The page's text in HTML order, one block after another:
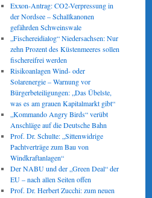
Exxon-Antrag: CO2-Verpressung in
der Nordsee – Schallkanonen
gefährden Schweinswale
„Fischereidialog“ Niedersachsen: Nur
zehn Prozent des Küstenmeeres sollen
fischereifrei werden
Risikoanlagen Wind- oder
Solarenergie – Warnung vor
Bürgerbeteiligungen: „Das Übelste,
was es am grauen Kapitalmarkt gibt“
„Kommando Angry Birds“ verübt
Anschläge auf die Deutsche Bahn
Prof. Dr. Schulte: „Sittenwidrige
Pachtverträge zum Bau von
Windkraftanlagen“
Der NABU und der „Green Deal“ der
EU – nach allen Seiten offen
Prof. Dr. Herbert Zucchi: zum neuen